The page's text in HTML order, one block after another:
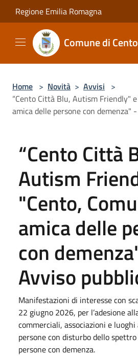
Salta al contenuto principale
Regione Emilia Romagna
Comune di Cento
Home > Novità > Avvisi >
“Cento Città Blu, Autism Friendly"
amica delle persone con demenza"
“Cento Città
Autism
"Cento,
amica delle
con
Avviso
Manifestazioni di interesse con
22 giugno 2026, per l’adesione
commerciali, associazioni e
persone con disturbo dello
persone con demenza.